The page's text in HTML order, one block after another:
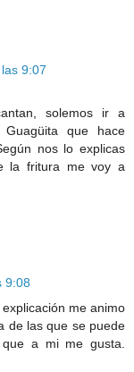
9:07
solemos ir a
que hace
nos lo explicas
la fritura me voy a
9:08
me animo
de las que se puede
a mi me gusta.